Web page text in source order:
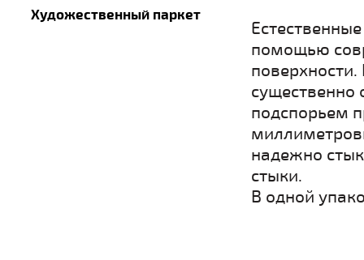
Художественный паркет
помощью
существенно
подспорьем
надежно
стыки.
В одной